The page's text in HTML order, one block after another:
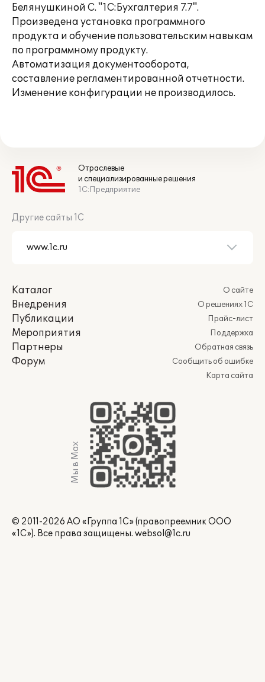
Белянушкиной С. "1С:Бухгалтерия 7.7".
Произведена установка программного
продукта и обучение пользовательским навыкам
по программному продукту.
Автоматизация документооборота,
составление регламентированной отчетности.
Изменение конфигурации не производилось.
Отраслевые
и специализированные решения
1С:Предприятие
Другие сайты 1С
Каталог
Внедрения
Публикации
Мероприятия
Партнеры
Форум
О сайте
О решениях 1С
Прайс-лист
Поддержка
Обратная связь
Сообщить об ошибке
Карта сайта
Мы в Max
© 2011-2026 АО «Группа 1С» (правопреемник ООО
«1С»). Все права защищены. websol@1c.ru